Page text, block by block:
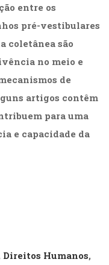
entre os
pré-vestibulares
coletânea são
no meio e
de
artigos contêm
para uma
e capacidade da
Humanos,